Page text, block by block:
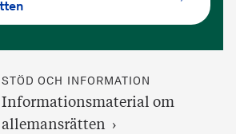
STÖD OCH INFORMATION
Informationsmaterial om
allemansrätten